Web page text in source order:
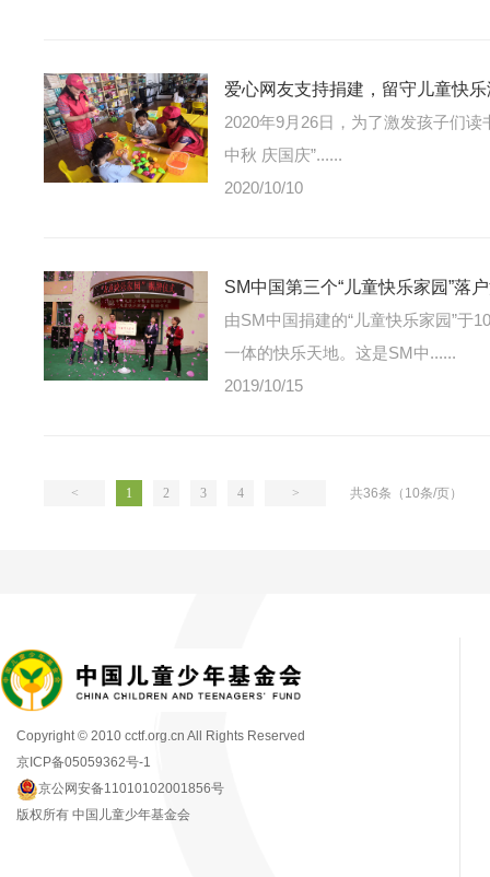
爱心网友支持捐建，留守儿童快
2020年9月26日，为了激发孩子们
中秋 庆国庆”......
2020/10/10
SM中国第三个“儿童快乐家园”落
由SM中国捐建的“儿童快乐家园”于
一体的快乐天地。这是SM中......
2019/10/15
< 1 2 3 4 > 共36条（10条/页）
Copyright © 2010 cctf.org.cn All Rights Reserved
京ICP备05059362号-1
京公网安备11010102001856号
版权所有 中国儿童少年基金会